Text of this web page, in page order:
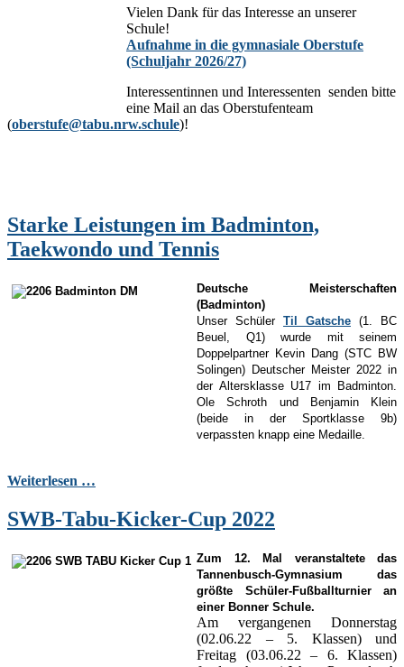
Vielen Dank für das Interesse an unserer
Schule!
Aufnahme in die gymnasiale Oberstufe
(Schuljahr 2026/27)
Interessentinnen und Interessenten senden bitte
eine Mail an das Oberstufenteam
(oberstufe@tabu.nrw.schule)!
Starke Leistungen im Badminton,
Taekwondo und Tennis
Deutsche Meisterschaften
(Badminton)
Unser Schüler Til Gatsche (1. BC
Beuel, Q1) wurde mit seinem
Doppelpartner Kevin Dang (STC BW
Solingen) Deutscher Meister 2022 in
der Altersklasse U17 im Badminton.
Ole Schroth und Benjamin Klein
(beide in der Sportklasse 9b)
verpassten knapp eine Medaille.
Weiterlesen …
SWB-Tabu-Kicker-Cup 2022
Zum 12. Mal veranstaltete das
Tannenbusch-Gymnasium das
größte Schüler-Fußballturnier an
einer Bonner Schule.
Am vergangenen Donnerstag
(02.06.22 – 5. Klassen) und
Freitag (03.06.22 – 6. Klassen)